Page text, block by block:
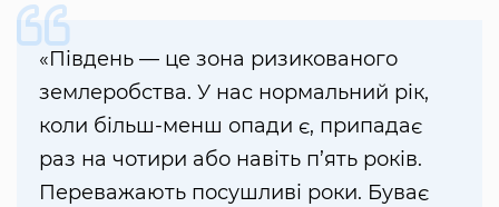
«Південь — це зона ризикованого
землеробства. У нас нормальний рік,
коли більш-менш опади є, припадає
раз на чотири або навіть п’ять років.
Переважають посушливі роки. Буває